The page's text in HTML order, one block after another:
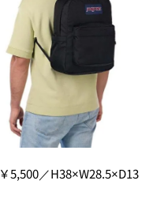
5,500／H38×W28.5×D13